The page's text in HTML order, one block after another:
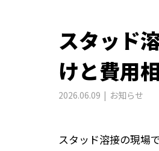
スタッド
けと費用
2026.06.09 お知らせ
スタッド溶接の現場